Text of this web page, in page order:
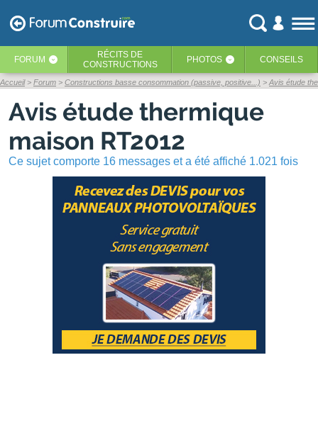
FORUM ‹ RÉCITS DE
CONSTRUCTIONS
PHOTOS ‹ CONSEILS
Accueil Forum Constructions basse consommation (passive, positive...) Avis étude
Avis étude thermique
maison RT2012
Ce sujet comporte 16 messages et a été affiché 1.021 fois